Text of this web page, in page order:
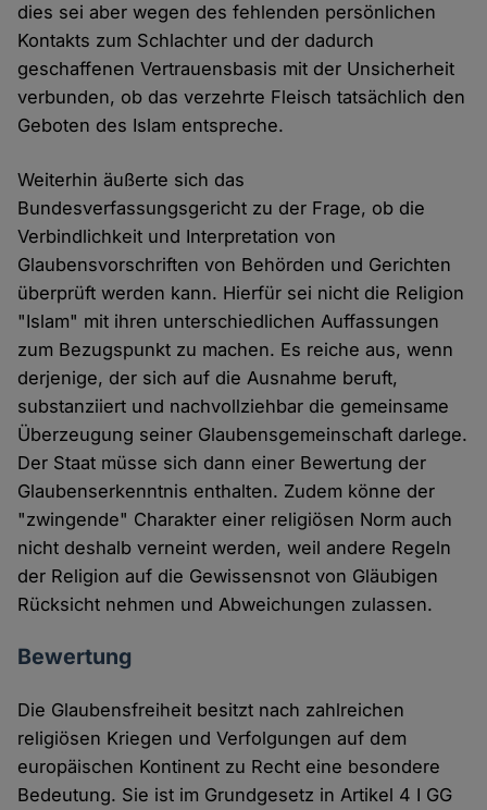
dies sei aber wegen des fehlenden persönlichen
Kontakts zum Schlachter und der dadurch
geschaffenen Vertrauensbasis mit der Unsicherheit
verbunden, ob das verzehrte Fleisch tatsächlich den
Geboten des Islam entspreche.
Weiterhin äußerte sich das
Bundesverfassungsgericht zu der Frage, ob die
Verbindlichkeit und Interpretation von
Glaubensvorschriften von Behörden und Gerichten
überprüft werden kann. Hierfür sei nicht die Religion
"Islam" mit ihren unterschiedlichen Auffassungen
zum Bezugspunkt zu machen. Es reiche aus, wenn
derjenige, der sich auf die Ausnahme beruft,
substanziiert und nachvollziehbar die gemeinsame
Überzeugung seiner Glaubensgemeinschaft darlege.
Der Staat müsse sich dann einer Bewertung der
Glaubenserkenntnis enthalten. Zudem könne der
"zwingende" Charakter einer religiösen Norm auch
nicht deshalb verneint werden, weil andere Regeln
der Religion auf die Gewissensnot von Gläubigen
Rücksicht nehmen und Abweichungen zulassen.
Bewertung
Die Glaubensfreiheit besitzt nach zahlreichen
religiösen Kriegen und Verfolgungen auf dem
europäischen Kontinent zu Recht eine besondere
Bedeutung. Sie ist im Grundgesetz in Artikel 4 I GG